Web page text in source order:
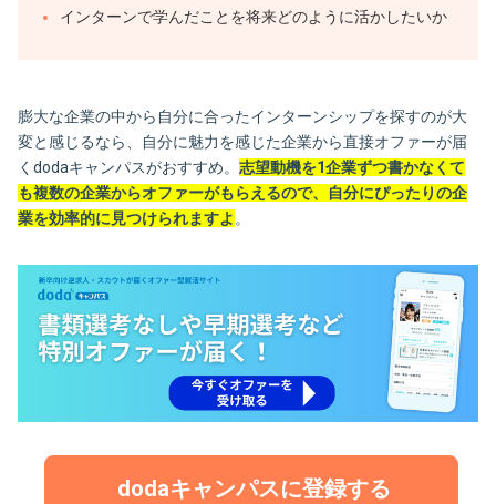
インターンで学んだことを将来どのように活かしたいか
膨大な企業の中から自分に合ったインターンシップを探すのが大
変と感じるなら、自分に魅力を感じた企業から直接オファーが届
くdodaキャンパスがおすすめ。 志望動機を1企業ずつ書かなくて
も複数の企業からオファーがもらえるので、自分にぴったりの企
業を効率的に見つけられますよ 。
dodaキャンパスに登録する